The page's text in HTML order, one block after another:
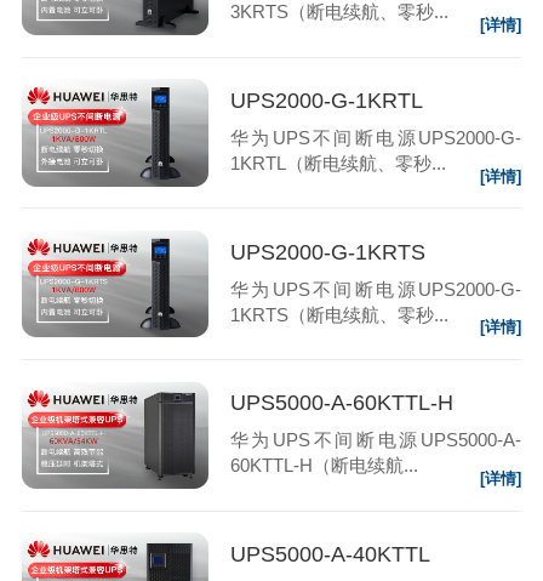
3KRTS（断电续航、零秒...
[详情]
UPS2000-G-1KRTL
华为UPS不间断电源UPS2000-G-
1KRTL（断电续航、零秒...
[详情]
UPS2000-G-1KRTS
华为UPS不间断电源UPS2000-G-
1KRTS（断电续航、零秒...
[详情]
UPS5000-A-60KTTL-H
华为UPS不间断电源UPS5000-A-
60KTTL-H（断电续航...
[详情]
UPS5000-A-40KTTL